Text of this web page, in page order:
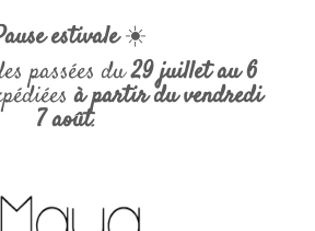
estivale☀️
passées du29 juillet au 6
à partir du vendredi
7 août.